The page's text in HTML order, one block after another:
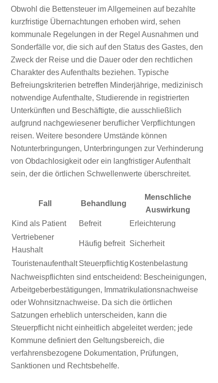
Obwohl die Bettensteuer im Allgemeinen auf bezahlte
kurzfristige Übernachtungen erhoben wird, sehen
kommunale Regelungen in der Regel Ausnahmen und
Sonderfälle vor, die sich auf den Status des Gastes, den
Zweck der Reise und die Dauer oder den rechtlichen
Charakter des Aufenthalts beziehen. Typische
Befreiungskriterien betreffen Minderjährige, medizinisch
notwendige Aufenthalte, Studierende in registrierten
Unterkünften und Beschäftigte, die ausschließlich
aufgrund nachgewiesener beruflicher Verpflichtungen
reisen. Weitere besondere Umstände können
Notunterbringungen, Unterbringungen zur Verhinderung
von Obdachlosigkeit oder ein langfristiger Aufenthalt
sein, der die örtlichen Schwellenwerte überschreitet.
Fall Behandlung
Menschliche
Auswirkung
Kind als Patient
Befreit
Erleichterung
Vertriebener
Haushalt
Häufig befreit Sicherheit
Touristenaufenthalt Steuerpflichtig Kostenbelastung
Nachweispflichten sind entscheidend: Bescheinigungen,
Arbeitgeberbestätigungen, Immatrikulationsnachweise
oder Wohnsitznachweise. Da sich die örtlichen
Satzungen erheblich unterscheiden, kann die
Steuerpflicht nicht einheitlich abgeleitet werden; jede
Kommune definiert den Geltungsbereich, die
verfahrensbezogene Dokumentation, Prüfungen,
Sanktionen und Rechtsbehelfe.